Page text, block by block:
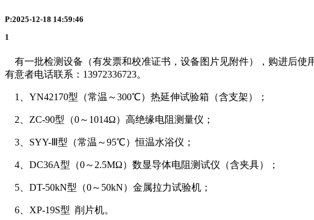
P:2025-12-18 14:59:46
1
有一批检测设备（有发票和校准证书，设备图片见附件），购进后使
有意者电话联系：13972336723。
1、 YN42170型（常温～300℃）热延伸试验箱（含支架）；
2、ZC-90型（0～1014Ω）高绝缘电阻测量仪；
3、SYY-Ⅲ型（常温～95℃）恒温水浴仪；
4、DC36A型（0～2.5MΩ）数显导体电阻测试仪（含夹具）；
5、DT-50kN型（0～50kN）金属拉力试验机；
6、XP-19S型 削片机。